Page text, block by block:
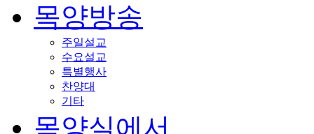
목양방송
주일설교
수요설교
특별행사
찬양대
기타
목양실에서